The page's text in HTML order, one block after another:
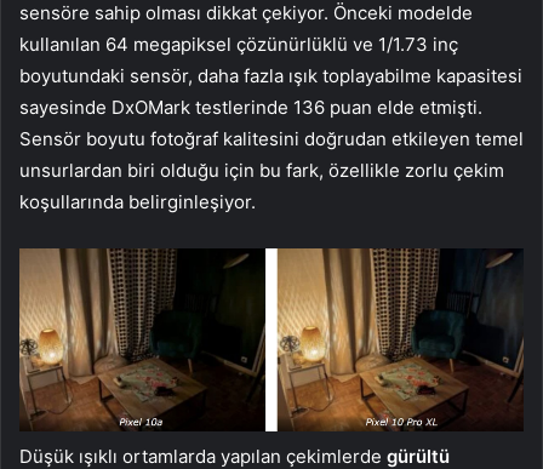
sensöre sahip olması dikkat çekiyor. Önceki modelde
kullanılan 64 megapiksel çözünürlüklü ve 1/1.73 inç
boyutundaki sensör, daha fazla ışık toplayabilme kapasitesi
sayesinde DxOMark testlerinde 136 puan elde etmişti.
Sensör boyutu fotoğraf kalitesini doğrudan etkileyen temel
unsurlardan biri olduğu için bu fark, özellikle zorlu çekim
koşullarında belirginleşiyor.
Düşük ışıklı ortamlarda yapılan çekimlerde gürültü